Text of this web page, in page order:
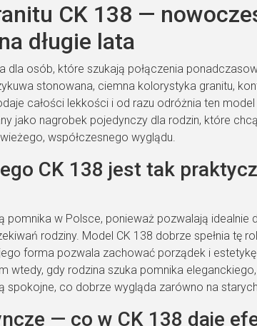
CK 138 —
długie lata
dla osób, które szukają połączenia
stonowana, ciemna kolorystyka granitu,
całości lekkości i od razu odróżnia ten
jako nagrobek pojedynczy dla rodzin, które
współczesnego wyglądu.
CK 138 jest tak
pomnika w Polsce, ponieważ pozwalają idealnie
rodziny. Model CK 138 dobrze spełnia tę
forma pozwala zachować porządek i estetykę
gdy rodzina szuka pomnika
spokojne, co dobrze wygląda zarówno na
— co w CK 138 daje